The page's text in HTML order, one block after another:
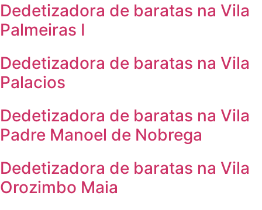
Dedetizadora de baratas na Vila
Palmeiras I
Dedetizadora de baratas na Vila
Palacios
Dedetizadora de baratas na Vila
Padre Manoel de Nobrega
Dedetizadora de baratas na Vila
Orozimbo Maia